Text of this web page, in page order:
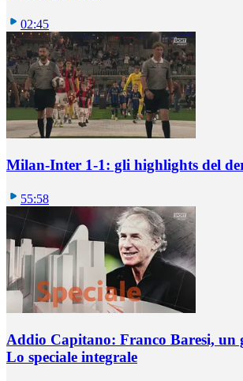
02:45
Milan-Inter 1-1: gli highlights del
55:58
Addio Capitano: Franco Baresi, un
Lo speciale integrale